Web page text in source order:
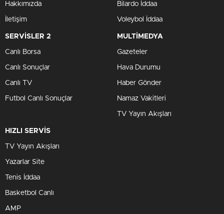
Hakkımızda
İletişim
Bilardo İddaa
Voleybol İddaa
SERVİSLER 2
Canlı Borsa
Canlı Sonuçlar
Canlı TV
Futbol Canlı Sonuçlar
MULTİMEDYA
Gazeteler
Hava Durumu
Haber Gönder
Namaz Vakitleri
TV Yayın Akışları
HIZLI SERVİS
TV Yayın Akışları
Yazarlar Site
Tenis İddaa
Basketbol Canlı
AMP